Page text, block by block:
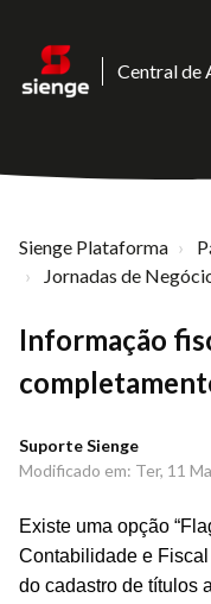
Central de
Sienge Plataforma
Jornadas de
Informação
Suporte Sienge
Modificado em: Ter, 11
Existe uma opção “
Contabilidade e
do cadastro de títulos